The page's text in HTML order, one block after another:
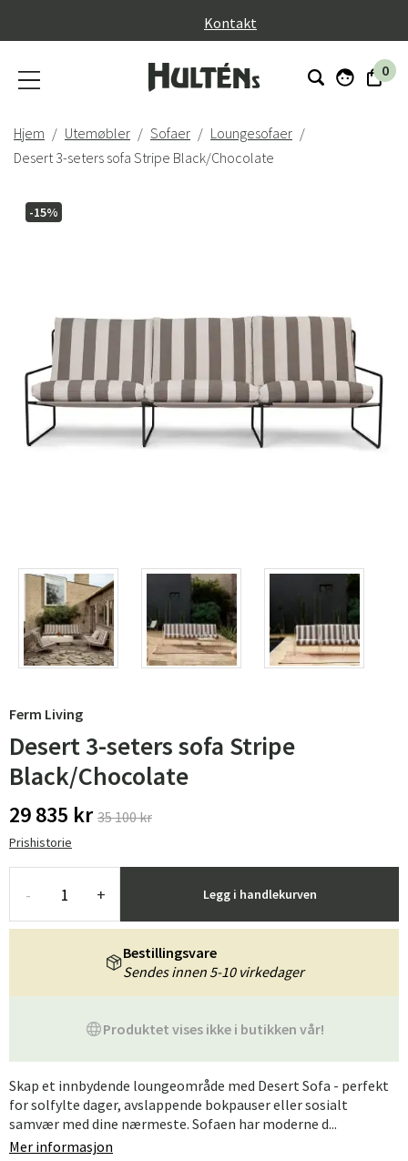
Kontakt
0
Hjem Utemøbler Sofaer
Loungesofaer
Desert 3-seters sofa Stripe Black/Chocolate
-15%
Ferm Living
Desert 3-seters sofa Stripe
Black/Chocolate
29 835 kr 35 100 kr
Prishistorie
- + Legg i handlekurven
Produktet vises ikke i butikken vår!
Bestillingsvare
Sendes innen 5-10 virkedager
Skap et innbydende loungeområde med Desert Sofa - perfekt
for solfylte dager, avslappende bokpauser eller sosialt
samvær med dine nærmeste. Sofaen har moderne d...
Mer informasjon